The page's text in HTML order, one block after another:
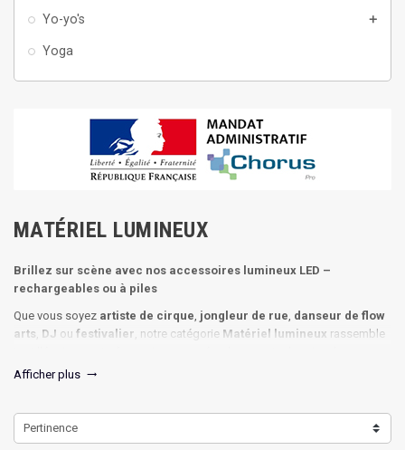
Yo-yo's add
Yoga
MATÉRIEL LUMINEUX
Brillez sur scène avec nos accessoires lumineux LED –
rechargeables ou à piles
Que vous soyez artiste de cirque, jongleur de rue, danseur de flow
arts, DJ ou festivalier, notre catégorie Matériel lumineux rassemble
inoubliables.
correspondent à votre pratique (spectacle, entraînement, impromptu).
Livraison rapide depuis l'Ardèche. Idéal pour les fêtes, les concerts, les
Afficher plus trending_flat
Pertinence